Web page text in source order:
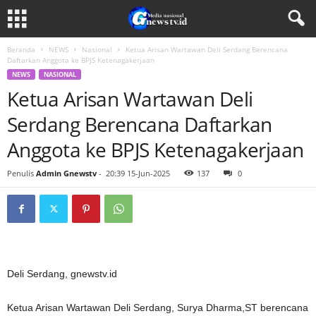
Beranda NEWS Nasional
Ketua Arisan Wartawan Deli Serdang Berencana
Daftarkan Anggota ke BPJS Ketenagakerjaan
NEWS NASIONAL
Ketua Arisan Wartawan Deli
Serdang Berencana Daftarkan
Anggota ke BPJS Ketenagakerjaan
Penulis Admin Gnewstv - 20:39 15-Jun-2025 137 0
Deli Serdang, gnewstv.id
Ketua Arisan Wartawan Deli Serdang, Surya Dharma,ST berencana